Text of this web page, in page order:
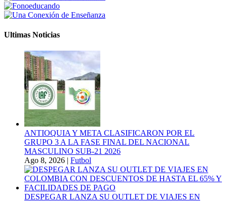
Ultimas Noticias
ANTIOQUIA Y META CLASIFICARON POR EL
GRUPO 3 A LA FASE FINAL DEL NACIONAL
MASCULINO SUB-21 2026
Ago 8, 2026 | Futbol
DESPEGAR LANZA SU OUTLET DE VIAJES EN